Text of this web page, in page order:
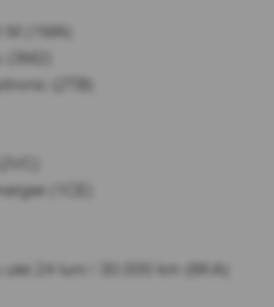
(1MA)
(2TB)
(1CE)
ulei 24 luni / 30.000 km (8KA)